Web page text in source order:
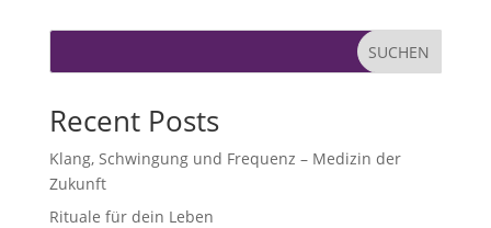
SUCHEN
Recent Posts
Klang, Schwingung und Frequenz – Medizin der
Zukunft
Rituale für dein Leben